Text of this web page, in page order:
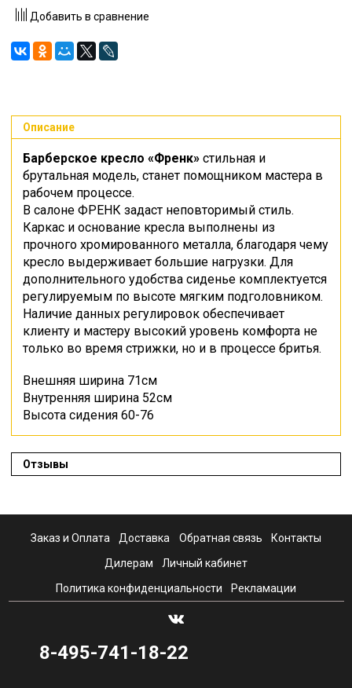
Добавить в сравнение
Описание
Барберское кресло «Френк» стильная и
брутальная модель, станет помощником мастера в
рабочем процессе.
В салоне ФРЕНК задаст неповторимый стиль.
Каркас и основание кресла выполнены из
прочного хромированного металла, благодаря чему
кресло выдерживает большие нагрузки. Для
дополнительного удобства сиденье комплектуется
регулируемым по высоте мягким подголовником.
Наличие данных регулировок обеспечивает
клиенту и мастеру высокий уровень комфорта не
только во время стрижки, но и в процессе бритья.
Внешняя ширина 71см
Внутренняя ширина 52см
Высота сидения 60-76
Отзывы
Заказ и Оплата Доставка Обратная связь Контакты
Дилерам Личный кабинет
Политика конфиденциальности Рекламации
8-495-741-18-22